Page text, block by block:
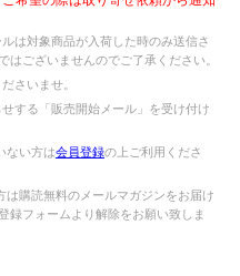
は対象商品が入荷した時のみ送信さ
はございませんのでご了承ください。
さいませ。
する「販売開始メール」を受け付け
ない方は会員登録の上ご利用くださ
購読無料のメールマガジンをお届け
録フォームより解除をお願い致しま